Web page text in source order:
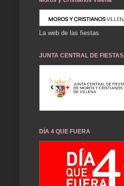
La web de las fiestas
JUNTA CENTRAL DE FIESTAS
DÍA 4 QUE FUERA